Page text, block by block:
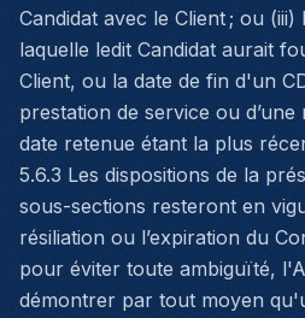
Candidat avec le Client ; ou
laquelle ledit Candidat aurait
Client, ou la date de fin d'un
prestation de service ou
date retenue étant la plus
5.6.3 Les dispositions de la
sous-sections resteront en
résiliation ou l’expiration du
pour éviter toute ambiguïté,
démontrer par tout moyen